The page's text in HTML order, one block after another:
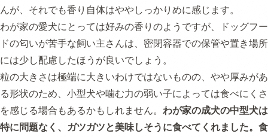
んが、それでも香り自体はややしっかりめに感じます。
わが家の愛犬にとっては好みの香りのようですが、ドッグフー
ドの匂いが苦手な飼い主さんは、密閉容器での保管や置き場所
には少し配慮したほうが良いでしょう。
粒の大きさは極端に大きいわけではないものの、やや厚みがあ
る形状のため、小型犬や噛む力の弱い子によっては食べにくさ
を感じる場合もあるかもしれません。 わが家の成犬の中型犬は
特に問題なく、ガツガツと美味しそうに食べてくれました。食